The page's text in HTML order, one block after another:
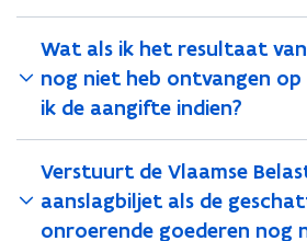
Wat als ik het resultaat
nog niet heb ontvangen
ik de aangifte indien?
Verstuurt de Vlaamse
aanslagbiljet als de
onroerende goederen nog